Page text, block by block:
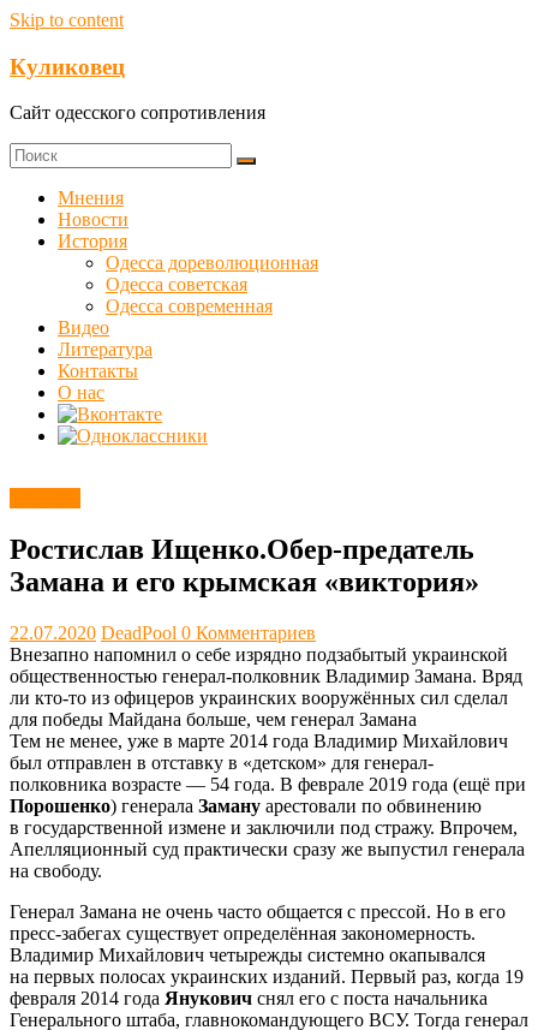
Skip to content
Куликовец
Сайт одесского сопротивления
Мнения
Новости
История
Одесса дореволюционная
Одесса советская
Одесса современная
Видео
Литература
Контакты
О нас
Ростислав Ищенко.Обер-предатель
Замана и его крымская «виктория»
22.07.2020 DeadPool 0 Комментариев
Внезапно напомнил о себе изрядно подзабытый украинской
общественностью генерал-полковник Владимир Замана. Вряд
ли кто-то из офицеров украинских вооружённых сил сделал
для победы Майдана больше, чем генерал Замана
Тем не менее, уже в марте 2014 года Владимир Михайлович
был отправлен в отставку в «детском» для генерал-
полковника возрасте — 54 года. В феврале 2019 года (ещё при
Порошенко) генерала Заману арестовали по обвинению
в государственной измене и заключили под стражу. Впрочем,
Апелляционный суд практически сразу же выпустил генерала
на свободу.
Генерал Замана не очень часто общается с прессой. Но в его
пресс-забегах существует определённая закономерность.
Владимир Михайлович четырежды системно окапывался
на первых полосах украинских изданий. Первый раз, когда 19
февраля 2014 года Янукович снял его с поста начальника
Генерального штаба, главнокомандующего ВСУ. Тогда генерал